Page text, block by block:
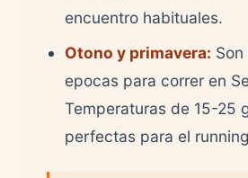
encuentro habituales.
Otono y primavera:
epocas para correr en
Temperaturas de 15-25
perfectas para el